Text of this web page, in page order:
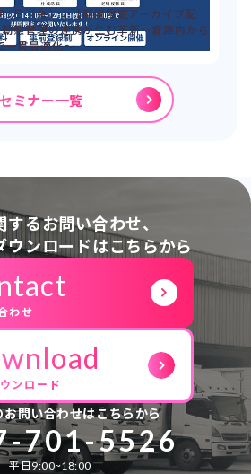
5日（金）：【期間限定アーカイブ配
態管理の連携が生む革新～倉庫内から
一貫最適化～
セミナー一覧
するお問い合わせ、
ウンロードはこちらから
わせ
ンロード
お問い合わせはこちらから
701-5526
平日9:00~18:00